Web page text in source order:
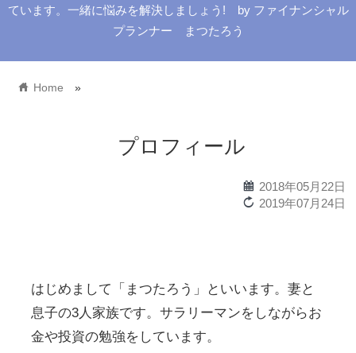
ています。一緒に悩みを解決しましょう! by ファイナンシャル
プランナー まつたろう
home Home »
プロフィール
calendar 2018年05月22日
reload 2019年07月24日
はじめまして「まつたろう」といいます。妻と
息子の3人家族です。サラリーマンをしながらお
金や投資の勉強をしています。